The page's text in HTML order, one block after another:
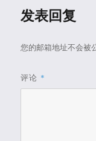
发表回复
您的邮箱地址不会被
评论 *